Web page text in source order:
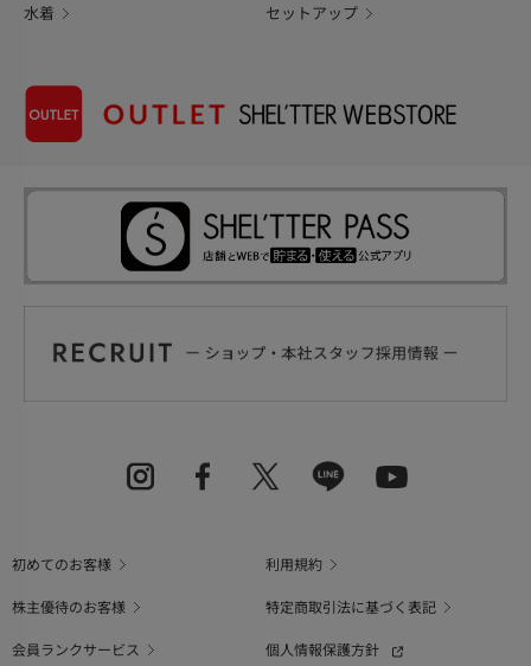
水着 セットアップ
初めてのお客様
利用規約
株主優待のお客様
特定商取引法に基づく表記
会員ランクサービス
個人情報保護方針